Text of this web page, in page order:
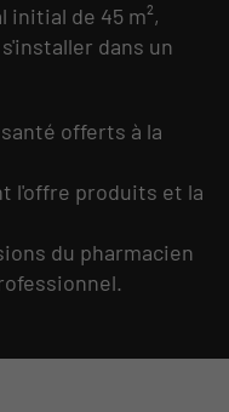
initial de 45 m²,
dans un
offerts à la
l'offre produits et la
du pharmacien